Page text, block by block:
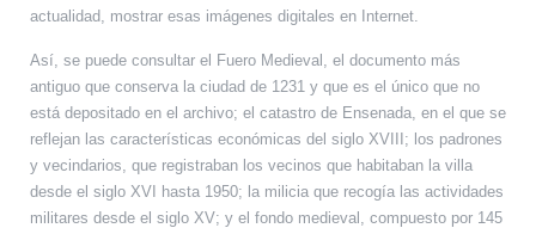
actualidad, mostrar esas imágenes digitales en Internet.
Así, se puede consultar el Fuero Medieval, el documento más
antiguo que conserva la ciudad de 1231 y que es el único que no
está depositado en el archivo; el catastro de Ensenada, en el que se
reflejan las características económicas del siglo XVIII; los padrones
y vecindarios, que registraban los vecinos que habitaban la villa
desde el siglo XVI hasta 1950; la milicia que recogía las actividades
militares desde el siglo XV; y el fondo medieval, compuesto por 145